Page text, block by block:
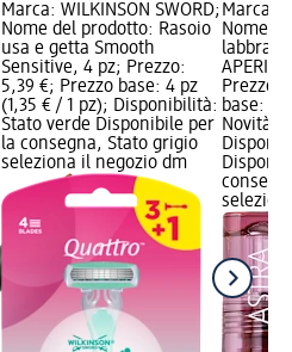
Marca: WILKINSON SWORD;
Nome del prodotto: Rasoio
usa e getta Smooth
Sensitive, 4 pz; Prezzo:
5,39 €; Prezzo base: 4 pz
(1,35 € / 1 pz); Disponibilità:
Stato verde Disponibile per
la consegna, Stato grigio
seleziona il negozio dm
Marca:
Nome
labbra
Prezzo:
base: 1
Novità